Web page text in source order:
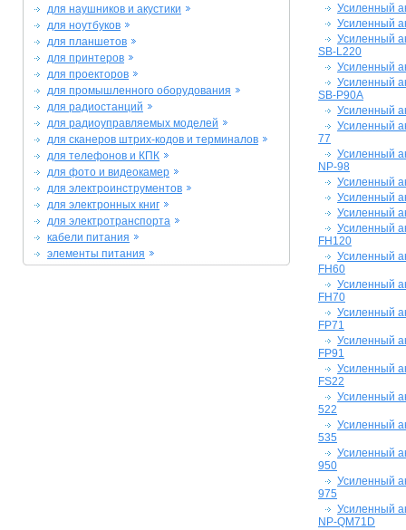
для наушников и акустики
для ноутбуков
для планшетов
для принтеров
для проекторов
для промышленного оборудования
для радиостанций
для радиоуправляемых моделей
для сканеров штрих-кодов и терминалов
для телефонов и КПК
для фото и видеокамер
для электроинструментов
для электронных книг
для электротранспорта
кабели питания
элементы питания
Усиленный
Усиленный
Усиленный
SB-L220
Усиленный
Усиленный
SB-P90A
Усиленный
Усиленный
77
Усиленный
NP-98
Усиленный
Усиленный
Усиленный
Усиленный
FH120
Усиленный
FH60
Усиленный
FH70
Усиленный
FP71
Усиленный
FP91
Усиленный
FS22
Усиленный
522
Усиленный
535
Усиленный
950
Усиленный
975
Усиленный
NP-QM71D